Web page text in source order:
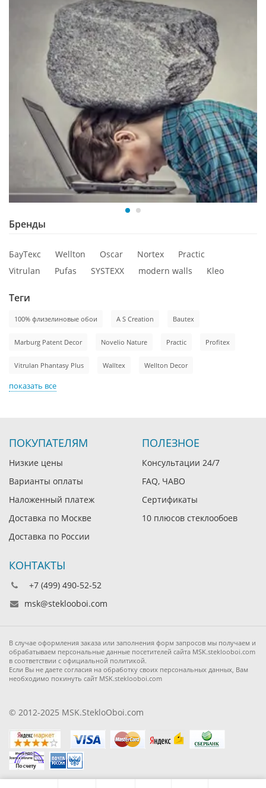
Бренды
БауТекс Wellton Oscar Nortex
Practic
Vitrulan
Pufas SYSTEXX modern walls Kleo
Теги
100% флизелиновые обои A S Creation Bautex
Marburg Patent Decor Novelio Nature Practic Profitex
Vitrulan Phantasy Plus Walltex Wellton Decor
показать все
ПОКУПАТЕЛЯМ
Низкие цены
Варианты оплаты
Наложенный платеж
Доставка по Москве
Доставка по России
ПОЛЕЗНОЕ
Консультации 24/7
FAQ, ЧАВО
Сертификаты
10 плюсов стеклообоев
КОНТАКТЫ
+7 (499) 490-52-52
msk@steklooboi.com
В случае оформления заказа или заполнения форм запросов мы получаем и
обрабатываем персональные данные посетителей сайта MSK.steklooboi.com
в соответствии с официальной политикой.
Если Вы не даете согласия на обработку своих персональных данных, Вам
необходимо покинуть сайт MSK.steklooboi.com
© 2012-2025 MSK.StekloOboi.com